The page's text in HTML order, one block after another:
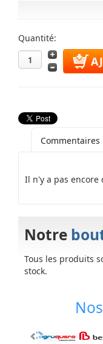
Quantité:
Commentaires
Il n'y a pas
Notre
Tous les produits
stock.
Nos